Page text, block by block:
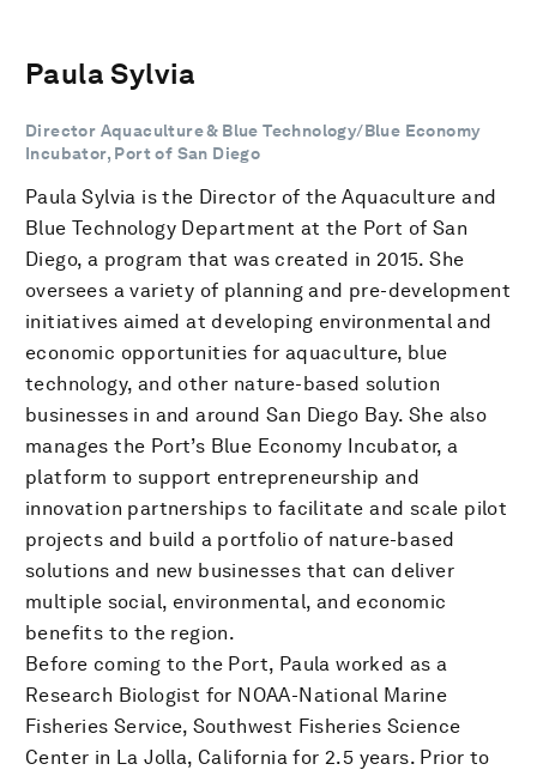
Paula Sylvia
Director Aquaculture & Blue Technology/Blue Economy
Incubator, Port of San Diego
Paula Sylvia is the Director of the Aquaculture and
Blue Technology Department at the Port of San
Diego, a program that was created in 2015. She
oversees a variety of planning and pre-development
initiatives aimed at developing environmental and
economic opportunities for aquaculture, blue
technology, and other nature-based solution
businesses in and around San Diego Bay. She also
manages the Port’s Blue Economy Incubator, a
platform to support entrepreneurship and
innovation partnerships to facilitate and scale pilot
projects and build a portfolio of nature-based
solutions and new businesses that can deliver
multiple social, environmental, and economic
benefits to the region.
Before coming to the Port, Paula worked as a
Research Biologist for NOAA-National Marine
Fisheries Service, Southwest Fisheries Science
Center in La Jolla, California for 2.5 years. Prior to